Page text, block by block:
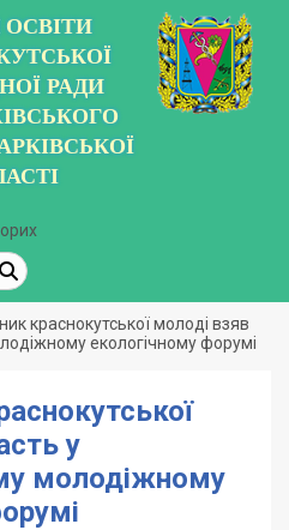
ОСВІТИ
РАДИ
краснокутської молоді взяв
екологічному форумі
у
молодіжному